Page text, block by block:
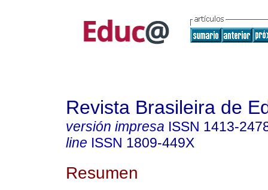
Revista Brasileira de
versión impresa ISSN 1413-
line ISSN 1809-449X
Resumen